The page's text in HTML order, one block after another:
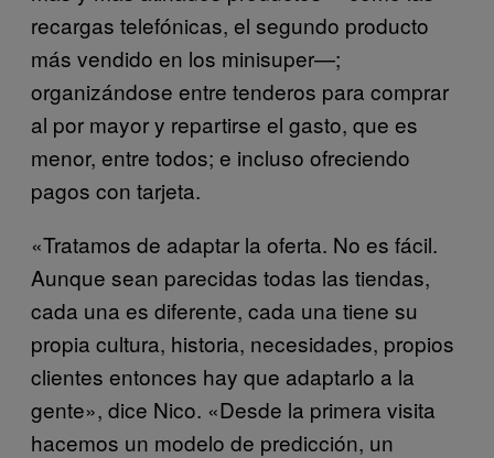
recargas telefónicas, el segundo producto
más vendido en los minisuper—;
organizándose entre tenderos para comprar
al por mayor y repartirse el gasto, que es
menor, entre todos; e incluso ofreciendo
pagos con tarjeta.
«Tratamos de adaptar la oferta. No es fácil.
Aunque sean parecidas todas las tiendas,
cada una es diferente, cada una tiene su
propia cultura, historia, necesidades, propios
clientes entonces hay que adaptarlo a la
gente», dice Nico. «Desde la primera visita
hacemos un modelo de predicción, un